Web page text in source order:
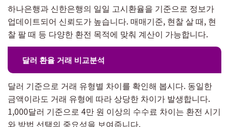
하나은행과 신한은행의 일일 고시환율을 기준으로 정보가
업데이트되어 신뢰도가 높습니다. 매매기준, 현찰 살 때, 현
찰 팔 때 등 다양한 환전 목적에 맞춰 계산이 가능합니다.
달러 환율 거래 비교분석
달러 기준으로 거래 유형별 차이를 확인해 봅시다. 동일한
금액이라도 거래 유형에 따라 상당한 차이가 발생합니다.
1,000달러 기준으로 4만 원 이상의 수수료 차이는 환전 시기
와 방법 선택의 중요성을 보여줍니다.